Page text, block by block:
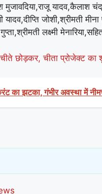
मुजावदिया,राजू यादव,कैलाश
जोशी,श्रीमती मीना
लक्ष्मी
छोड़कर, चीता प्रोजेक्ट का
का झटका, गंभीर अवस्था में